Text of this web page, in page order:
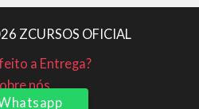
ZCURSOS OFICIAL
a Entrega?
nós